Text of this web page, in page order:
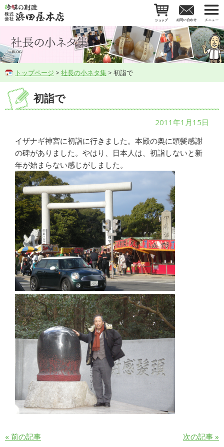
トップページ > 社長の小ネタ集 > 初詣で
初詣で
2011年1月15日
イザナギ神宮に初詣に行きました。本殿の奥に頭髪感謝
の碑がありました。やはり、日本人は、初詣しないと新
年が始まらない感じがしました。
« 前の記事 次の記事 »